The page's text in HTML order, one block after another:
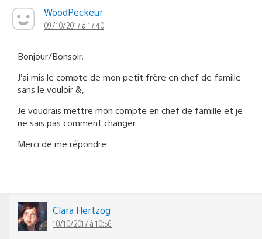
WoodPeckeur
09/10/2017 à 17:40
Bonjour/Bonsoir,
J’ai mis le compte de mon petit frère en chef de famille
sans le vouloir &,
Je voudrais mettre mon compte en chef de famille et je
ne sais pas comment changer.
Merci de me répondre.
Clara Hertzog
10/10/2017 à 10:56